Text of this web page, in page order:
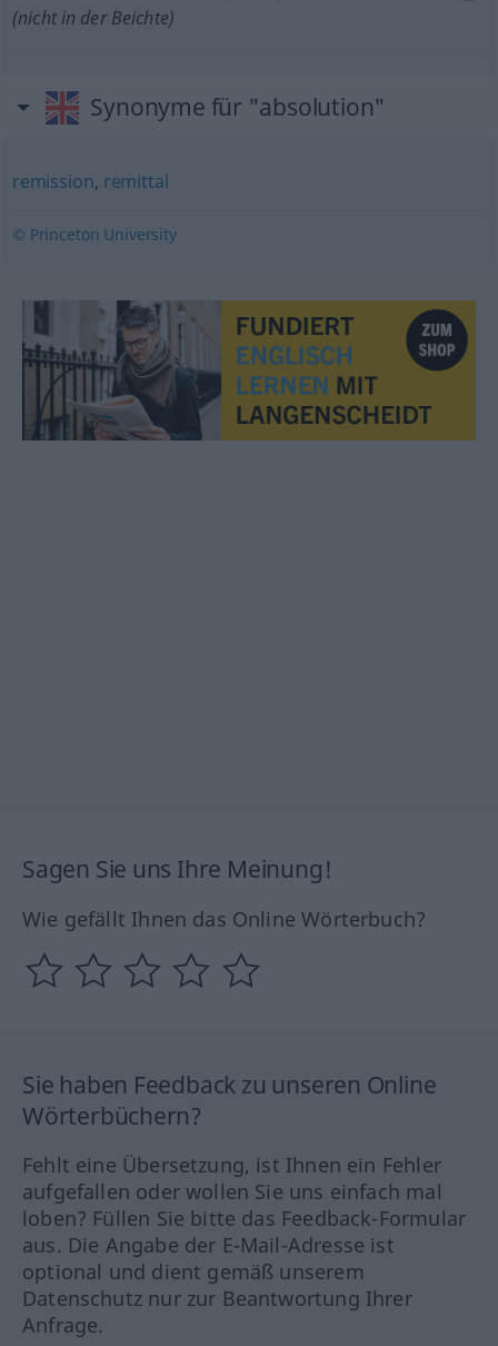
(nicht in der Beichte)
Synonyme für "absolution"
remission, remittal
© Princeton University
Sagen Sie uns Ihre Meinung!
Wie gefällt Ihnen das Online Wörterbuch?
Sie haben Feedback zu unseren Online
Wörterbüchern?
Fehlt eine Übersetzung, ist Ihnen ein Fehler
aufgefallen oder wollen Sie uns einfach mal
loben? Füllen Sie bitte das Feedback-Formular
aus. Die Angabe der E-Mail-Adresse ist
optional und dient gemäß unserem
Datenschutz nur zur Beantwortung Ihrer
Anfrage.